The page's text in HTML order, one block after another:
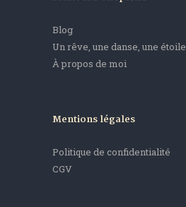
Blog
Un rêve, une danse, une étoile
À propos de moi
Mentions légales
Politique de confidentialité
CGV